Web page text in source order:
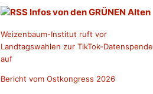
Infos von den GRÜNEN Alten
Weizenbaum-Institut ruft vor
Landtagswahlen zur TikTok-Datenspende
auf
Bericht vom Ostkongress 2026